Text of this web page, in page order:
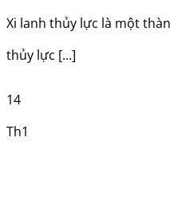
Xi lanh thủy lực là một
thủy lực [...]
14
Th1